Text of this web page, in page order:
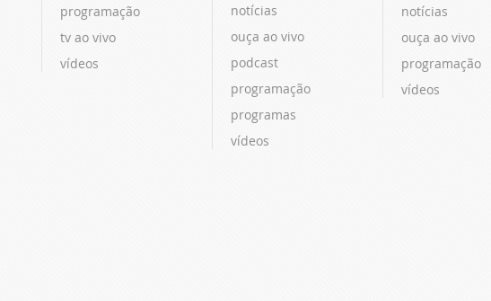
programação
tv ao vivo
vídeos
notícias
ouça ao vivo
podcast
programação
programas
vídeos
notícias
ouça ao vivo
programação
vídeos